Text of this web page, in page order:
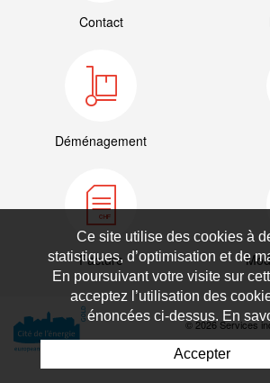
Contact
Déménagement
Facture
© 2026 Services
Déclaration
Powered
Ce site utilise des cookies à
statistiques, d’optimisation et de
En poursuivant votre visite sur
acceptez l’utilisation des
énoncées ci-dessus. En
Accepter